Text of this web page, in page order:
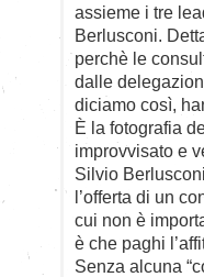
assieme i tre
Berlusconi.
perchè le
dalle
diciamo così,
È la fotografia
improvvisato e
Silvio
l’offerta di un
cui non è
è che paghi
Senza alcuna